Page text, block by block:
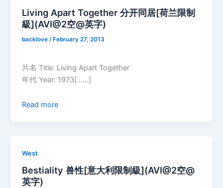
Living Apart Together 分开同居[荷兰限制
級](AVI@2空@英字)
backlove/ February 27, 2013
片名 Title: Living Apart Together
年代 Year: 1973[……]
Read more
West
Bestiality 兽性[意大利限制級](AVI@2空@
英字)